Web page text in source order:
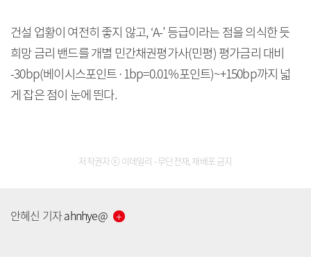
건설 업황이 여전히 좋지 않고, ‘A-’ 등급이라는 점을 의식한 듯
희망 금리 밴드를 개별 민간채권평가사(민평) 평가금리 대비
-30bp(베이시스포인트·1bp=0.01%포인트)~+150bp까지 넓
게 잡은 점이 눈에 띈다.
저작권자 ⓒ 이데일리 - 무단전재, 재배포 금지
안혜신 기자ahnhye@
[공지] 유료서비스 가입 안내